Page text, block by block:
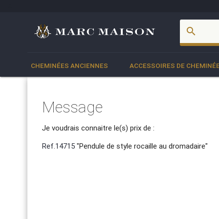
search
CHEMINÉES ANCIENNES ACCESSOIRES DE CHEMINÉE
Message
Je voudrais connaitre le(s) prix de :
Ref.14715 "Pendule de style rocaille au dromadaire"